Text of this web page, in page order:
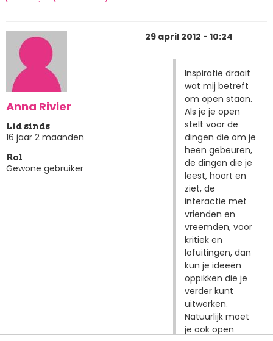
Anna Rivier
Lid sinds
16 jaar 2 maanden
Rol
Gewone gebruiker
29 april 2012 - 10:24
Inspiratie draait
wat mij betreft
om open staan.
Als je je open
stelt voor de
dingen die om je
heen gebeuren,
de dingen die je
leest, hoort en
ziet, de
interactie met
vrienden en
vreemden, voor
kritiek en
lofuitingen, dan
kun je ideeën
oppikken die je
verder kunt
uitwerken.
Natuurlijk moet
je ook open